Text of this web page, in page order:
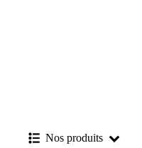
Nos produits